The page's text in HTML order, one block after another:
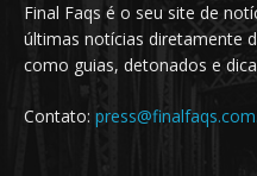
Final Faqs é o seu site de
últimas notícias diretamente
como guias, detonados e
Contato: